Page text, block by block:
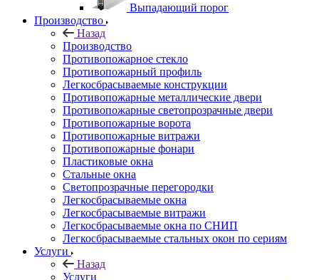
Выпадающий порог
Производство
Назад
Производство
Противопожарное стекло
Противопожарный профиль
Легкосбрасываемые конструкции
Противопожарные металлические двери
Противопожарные светопрозрачные двери
Противопожарные ворота
Противопожарные витражи
Противопожарные фонари
Пластиковые окна
Стальные окна
Светопрозрачные перегородки
Легкосбрасываемые окна
Легкосбрасываемые витражи
Легкосбрасываемые окна по СНИП
Легкосбрасываемые стальных окон по сериям
Услуги
Назад
Услуги